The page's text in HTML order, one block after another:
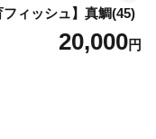
フィッシュ】真鯛(45)
20,000円